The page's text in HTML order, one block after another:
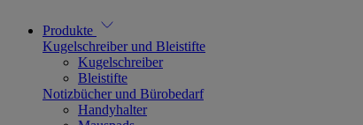
Produkte
Kugelschreiber und Bleistifte
Kugelschreiber
Bleistifte
Notizbücher und Bürobedarf
Handyhalter